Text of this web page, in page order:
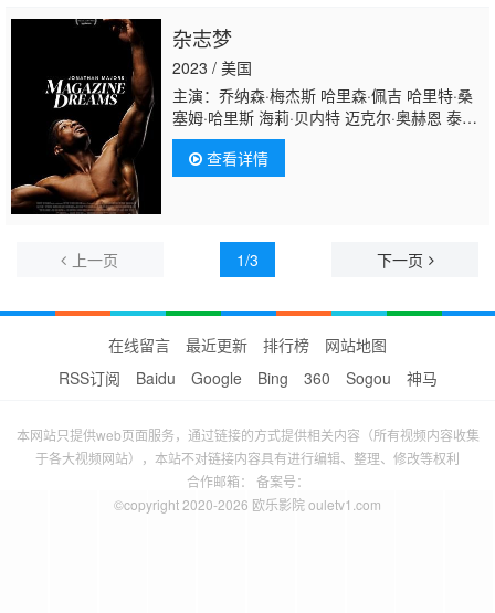
杂志梦
2023 / 美国
主演：乔纳森·梅杰斯 哈里森·佩吉 哈里特·桑
塞姆·哈里斯 海莉·贝内特 迈克尔·奥赫恩 泰勒·
佩姬 布拉德利·斯泰克尔 克雷格·卡科夫斯
基 桑尼·瓦利森
蒂 Justin Cuomo Peter Ivanov 马克·史密
姆·马丁·格里森 Ezra Bynum Jeffrey Johnson
查看详情
上一页 1/3 下一页
在线留言 最近更新 排行榜
网站地图
RSS订阅
Baidu Google Bing 360 Sogou 神马
本网站只提供web页面服务，通过链接的方式提供相关内容（所有视频内容收集
于各大视频网站），本站不对链接内容具有进行编辑、整理、修改等权利
合作邮箱： 备案号：
©copyright 2020-2026 欧乐影院 ouletv1.com